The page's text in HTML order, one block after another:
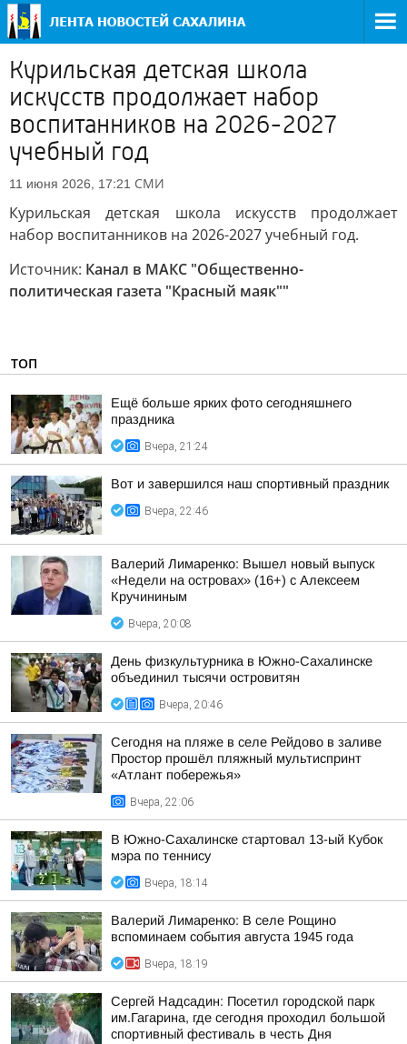
Курильская детская школа
искусств продолжает набор
воспитанников на 2026-2027
учебный год
11 июня 2026, 17:21 СМИ
Курильская детская школа искусств продолжает
набор воспитанников на 2026-2027 учебный год.
Источник: Канал в МАКС "Общественно-
политическая газета "Красный маяк""
ТОП
Ещё больше ярких фото сегодняшнего
праздника
Вчера, 21:24
Вот и завершился наш спортивный праздник
Вчера, 22:46
Валерий Лимаренко: Вышел новый выпуск
«Недели на островах» (16+) с Алексеем
Кручининым
Вчера, 20:08
День физкультурника в Южно-Сахалинске
объединил тысячи островитян
Вчера, 20:46
Сегодня на пляже в селе Рейдово в заливе
Простор прошёл пляжный мультиспринт
«Атлант побережья»
Вчера, 22:06
В Южно-Сахалинске стартовал 13-ый Кубок
мэра по теннису
Вчера, 18:14
Валерий Лимаренко: В селе Рощино
вспоминаем события августа 1945 года
Вчера, 18:19
Сергей Надсадин: Посетил городской парк
им.Гагарина, где сегодня проходил большой
спортивный фестиваль в честь Дня